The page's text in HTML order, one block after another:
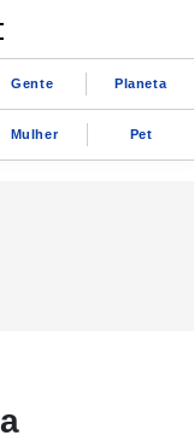
Gente Planeta
Mulher Pet